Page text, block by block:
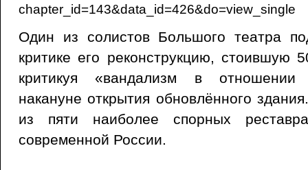
chapter_id=143&data_id=426&do=view_single
Один из солистов Большого театра
критике его реконструкцию, стоившую
критикуя «вандализм в отношении
накануне открытия обновлённого
из пяти наиболее спорных
современной России.